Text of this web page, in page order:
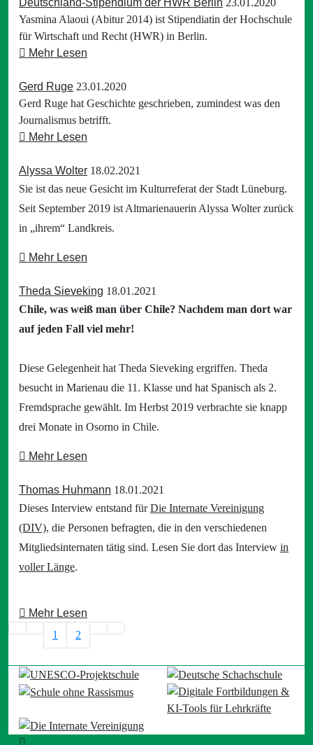
Yasmina Alaoui (Abitur 2014) ist Stipendiatin der Hochschule
für Wirtschaft und Recht (HWR) in Berlin.
Mehr Lesen
Gerd Ruge 23.01.2020
Gerd Ruge hat Geschichte geschrieben, zumindest was den
Journalismus betrifft.
Mehr Lesen
Alyssa Wolter 18.02.2021
Sie ist das neue Gesicht im Kulturreferat der Stadt Lüneburg.
Seit September 2019 ist Altmarienauerin Alyssa Wolter zurück
in „ihrem“ Landkreis.
Mehr Lesen
Theda Sieveking 18.01.2021
Chile, was weiß man über Chile? Nachdem man dort war
auf jeden Fall viel mehr!
Diese Gelegenheit hat Theda Sieveking ergriffen. Theda
besucht in Marienau die 11. Klasse und hat Spanisch als 2.
Fremdsprache gewählt. Im Herbst 2019 verbrachte sie knapp
drei Monate in Osorno in Chile.
Mehr Lesen
Thomas Huhmann 18.01.2021
Dieses Interview entstand fürDie Internate Vereinigung
(DIV), die Personen befragten, die in den verschiedenen
Mitgliedsinternaten tätig sind. Lesen Sie dort das Interview in
voller Länge.
Mehr Lesen
1
2